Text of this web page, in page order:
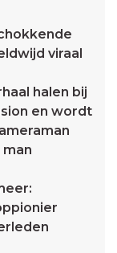
viraal
halen bij
en wordt